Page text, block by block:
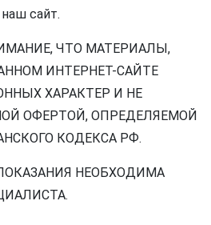
сайт.
ЧТО МАТЕРИАЛЫ,
ИНТЕРНЕТ-САЙТЕ
ХАРАКТЕР И НЕ
ОФЕРТОЙ, ОПРЕДЕЛЯЕМОЙ
КОДЕКСА РФ.
НЕОБХОДИМА